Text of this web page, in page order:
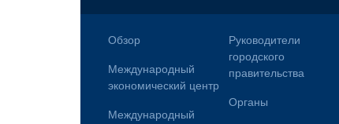
Обзор
Международный
экономический центр
Международный
Руководители
городского
правительства
Органы